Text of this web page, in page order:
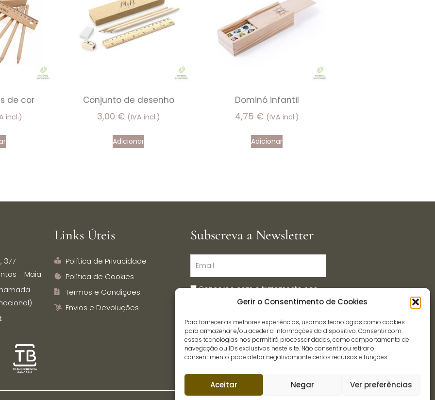
Gerir o Consentimento de Cookies
Para fornecer as melhores experiências, usamos tecnologias como cookies
para armazenar e/ou aceder a informações do dispositivo. Consentir com
essas tecnologias nos permitirá processar dados, como comportamento de
navegação ou IDs exclusivos neste site. Não consentir ou retirar o
consentimento pode afetar negativamante certos recursos e funções.
Aceitar Negar Ver preferências
de cor
incl.)
Conjunto de desenho
3,00 € (IVA incl.)
Adicionar
Dominó infantil
4,75 € (IVA incl.)
Adicionar
377
- Maia
Links Úteis
Política de Privacidade
Política de Cookies
Termos e Condições
Envios e Devoluções
Subscreva a Newsletter
Concordo com o tratamento dos
dados pessoais, por parte da
comunicação.
Enviar